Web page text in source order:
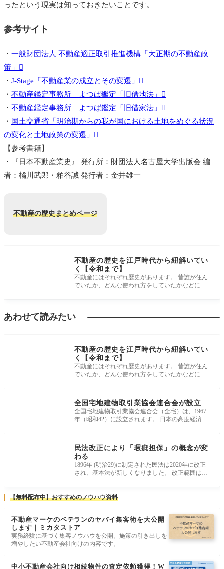
ったという現実は知っておきたいことです。
参考サイト
・ 一般財団法人 不動産適正取引推進機構「大正期の不動産政
策」
・ J-Stage「不動産業の成立とその変遷」
・ 不動産鑑定事務所 よつば鑑定「旧借地法」
・ 不動産鑑定事務所 よつば鑑定「旧借家法」
・ 国土交通省「明治期からの我が国における土地をめぐる状況
の変化と土地政策の変遷」
【参考書籍】
・『日本不動産業史』 発行所：財団法人名古屋大学出版会 編
者：橘川武郎・粕谷誠 発行者：金井雄一
不動産の歴史まとめページ
不動産の歴史を江戸時代から紐解いてい
く【令和まで】
不動産にはそれぞれ歴史があります。 昔誰が住ん
でいたか、どんな使われ方をしていたかなどによ
あわせて読みたい
不動産の歴史を江戸時代から紐解いてい
く【令和まで】
不動産にはそれぞれ歴史があります。 昔誰が住ん
でいたか、どんな使われ方をしていたかなどによ
全国宅地建物取引業協会連合会が設立
全国宅地建物取引業協会連合会（全宅）は、1967
年（昭和42）に設立されます。 日本の高度経済成
民法改正により「瑕疵担保」の概念が変
わる
1896年 (明治29)に制定された民法は2020年に改正
され、基本法が新しくなりました。 改正範囲は主
【無料配布中】おすすめのノウハウ資料
不動産マーケのベテランのヤバイ集客術を大公開
します｜ミカタストア
実務経験に基づく集客ノウハウを公開。施策の引き出しを
増やしたい不動産会社向けの内容です。
中小不動産会社向け相続物件の査定依頼獲得！W